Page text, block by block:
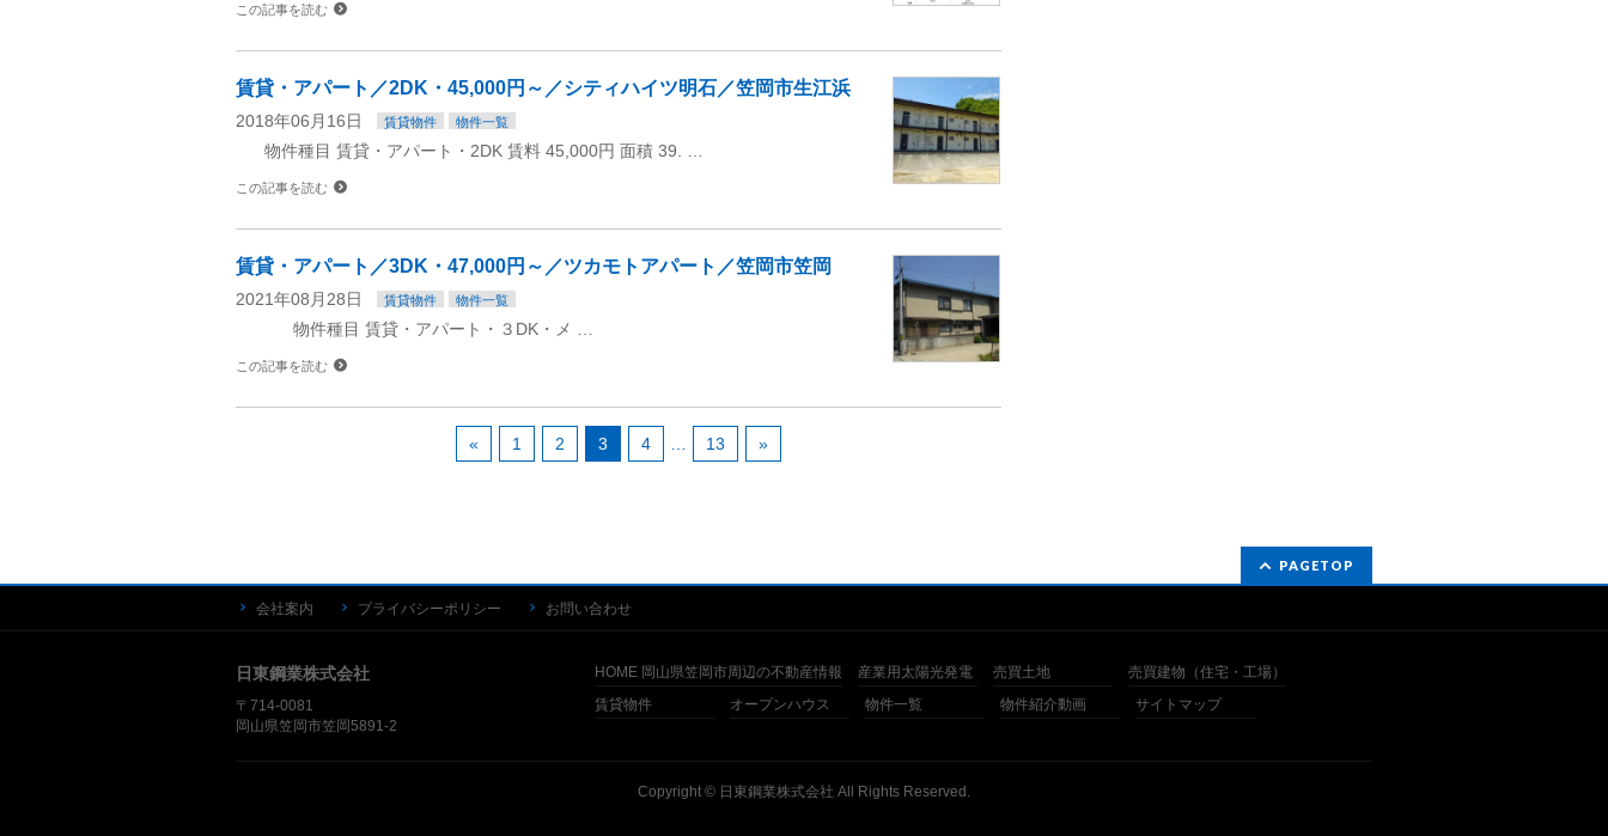
この記事を読む
賃貸・アパート／2DK・45,000円～／シティハイツ明石／笠岡市生江浜
2018年06月16日 賃貸物件 物件一覧
物件種目 賃貸・アパート・2DK 賃料 45,000円 面積 39. …
この記事を読む
賃貸・アパート／3DK・47,000円～／ツカモトアパート／笠岡市笠岡
2021年08月28日 賃貸物件 物件一覧
物件種目 賃貸・アパート・３DK・メ …
この記事を読む
« 1 2 3 4 13 »
PAGETOP
会社案内 プライバシーポリシー お問い合わせ
日東鋼業株式会社
〒714-0081
岡山県笠岡市笠岡5891-2
HOME 岡山県笠岡市周辺の不動産情報 産業用太陽光発電 売買土地
売買建物（住宅・工場）
賃貸物件
オープンハウス 物件一覧 物件紹介動画 サイトマップ
Copyright © 日東鋼業株式会社 All Rights Reserved.